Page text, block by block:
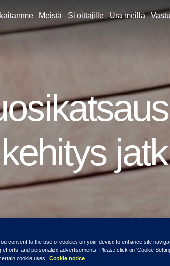
Meistä Sijoittajille Ura meillä
consent to the use of cookies on your device to enhance site
and personalize advertisements. Please click on 'Cookie
cookie uses.
Cookie notice